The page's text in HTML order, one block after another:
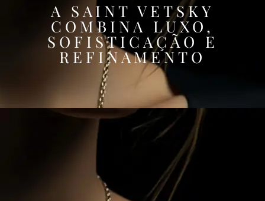
A SAINT VETSKY
COMBINA LUXO,
SOFISTICAÇÃO E
REFINAMENTO